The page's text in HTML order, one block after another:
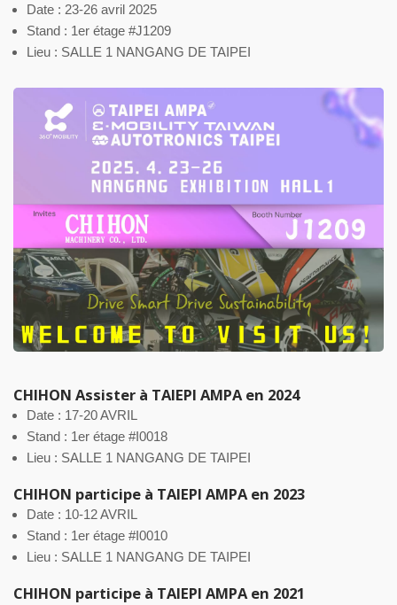
Date : 23-26 avril 2025
Stand : 1er étage #J1209
Lieu : SALLE 1 NANGANG DE TAIPEI
CHIHON Assister à TAIEPI AMPA en 2024
Date : 17-20 AVRIL
Stand : 1er étage #I0018
Lieu : SALLE 1 NANGANG DE TAIPEI
CHIHON participe à TAIEPI AMPA en 2023
Date : 10-12 AVRIL
Stand : 1er étage #I0010
Lieu : SALLE 1 NANGANG DE TAIPEI
CHIHON participe à TAIEPI AMPA en 2021